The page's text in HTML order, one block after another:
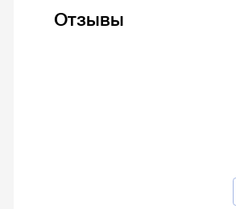
Отзывы